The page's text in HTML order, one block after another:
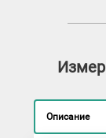
Описание